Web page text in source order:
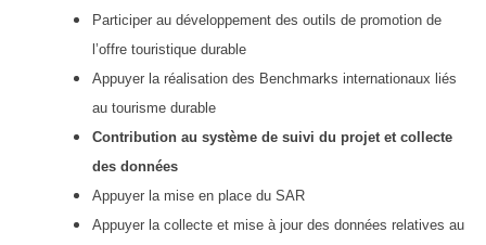
Participer au développement des outils de promotion de
l’offre touristique durable
Appuyer la réalisation des Benchmarks internationaux liés
au tourisme durable
Contribution au système de suivi du projet et collecte
des données
Appuyer la mise en place du SAR
Appuyer la collecte et mise à jour des données relatives au